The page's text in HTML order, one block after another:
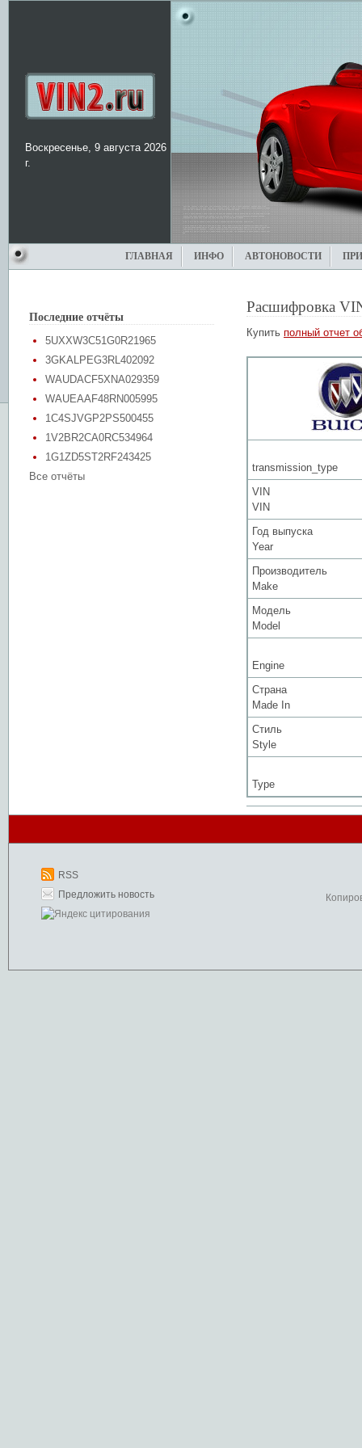
Воскресенье, 9 августа 2026
г.
ГЛАВНАЯ ИНФО АВТОНОВОСТИ
Последние отчёты
5UXXW3C51G0R21965
3GKALPEG3RL402092
WAUDACF5XNA029359
WAUEAAF48RN005995
1C4SJVGP2PS500455
1V2BR2CA0RC534964
1G1ZD5ST2RF243425
Все отчёты
Расшифровка
Купить полный отчет
transmission_type
VIN
VIN
Год выпуска
Year
Производитель
Make
Модель
Model
Engine
Страна
Made In
Стиль
Style
Type
RSS
Предложить новость